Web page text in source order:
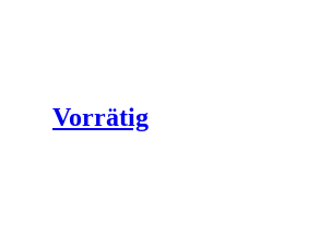
Vorrätig